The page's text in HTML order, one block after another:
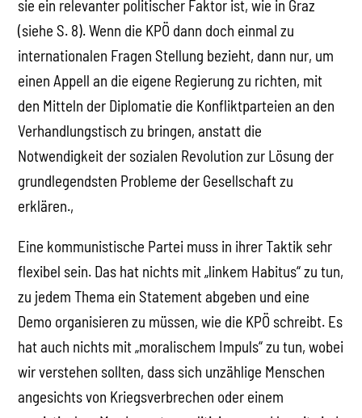
sie ein relevanter politischer Faktor ist, wie in Graz
(siehe S. 8). Wenn die KPÖ dann doch einmal zu
internationalen Fragen Stellung bezieht, dann nur, um
einen Appell an die eigene Regierung zu richten, mit
den Mitteln der Diplomatie die Konfliktparteien an den
Verhandlungstisch zu bringen, anstatt die
Notwendigkeit der sozialen Revolution zur Lösung der
grundlegendsten Probleme der Gesellschaft zu
erklären.,
Eine kommunistische Partei muss in ihrer Taktik sehr
flexibel sein. Das hat nichts mit „linkem Habitus“ zu tun,
zu jedem Thema ein Statement abgeben und eine
Demo organisieren zu müssen, wie die KPÖ schreibt. Es
hat auch nichts mit „moralischem Impuls“ zu tun, wobei
wir verstehen sollten, dass sich unzählige Menschen
angesichts von Kriegsverbrechen oder einem